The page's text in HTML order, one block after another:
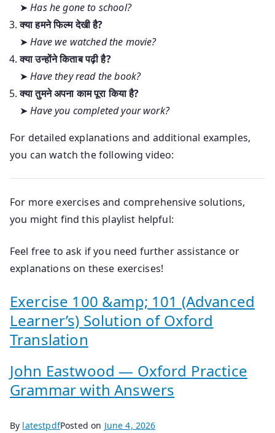
➤Has he gone to school?
क्या हमने फिल्म देखी है?
➤Have we watched the movie?
क्या उन्होंने किताब पढ़ी है?
➤Have they read the book?
क्या तुमने अपना काम पूरा किया है?
➤Have you completed your work?
For detailed explanations and additional examples,
you can watch the following video:
For more exercises and comprehensive solutions,
you might find this playlist helpful:
Feel free to ask if you need further assistance or
explanations on these exercises!
Exercise 100 &amp; 101 (Advanced
Learner’s) Solution of Oxford
Translation
John Eastwood — Oxford Practice
Grammar with Answers
By latestpdfPosted on June 4, 2026